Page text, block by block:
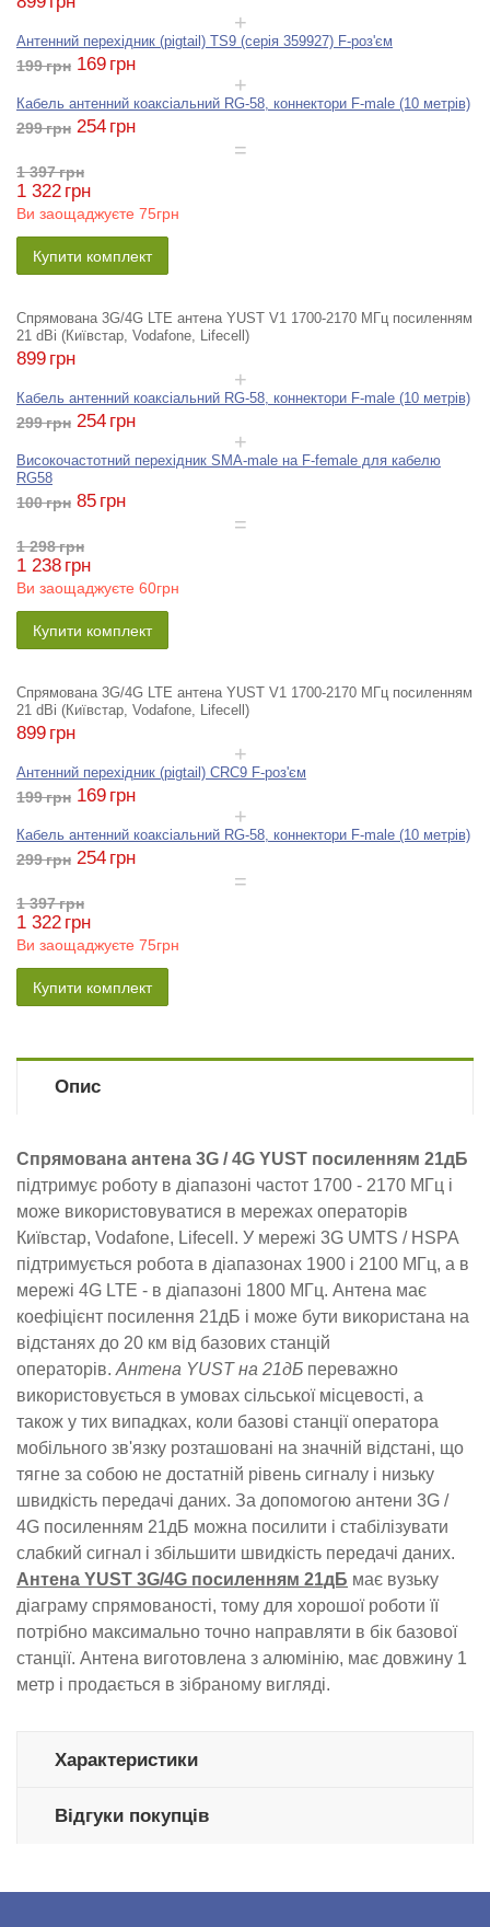
Антенний перехідник (pigtail) TS9 (серія 359927) F-роз'єм
199грн 169 грн
Кабель антенний коаксіальний RG-58, коннектори F-male (10 метрів)
299грн 254 грн
1 397грн
1 322 грн
Ви заощаджуєте 75грн
Купити комплект
Спрямована 3G/4G LTE антена YUST V1 1700-2170 МГц посиленням
21 dBi (Київстар, Vodafone, Lifecell)
899 грн
Кабель антенний коаксіальний RG-58, коннектори F-male (10 метрів)
299грн 254 грн
Високочастотний перехідник SMA-male на F-female для кабелю
RG58
100грн 85 грн
1 298грн
1 238 грн
Ви заощаджуєте 60грн
Купити комплект
Спрямована 3G/4G LTE антена YUST V1 1700-2170 МГц посиленням
21 dBi (Київстар, Vodafone, Lifecell)
899 грн
Антенний перехідник (pigtail) CRC9 F-роз'єм
199грн 169 грн
Кабель антенний коаксіальний RG-58, коннектори F-male (10 метрів)
299грн 254 грн
1 397грн
1 322 грн
Ви заощаджуєте 75грн
Купити комплект
Опис
Спрямована антена 3G / 4G YUST посиленням 21дБ
підтримує роботу в діапазоні частот 1700 - 2170 МГц і
може використовуватися в мережах операторів
Київстар, Vodafone, Lifecell. У мережі 3G UMTS / HSPA
підтримується робота в діапазонах 1900 і 2100 МГц, а в
мережі 4G LTE - в діапазоні 1800 МГц. Антена має
коефіцієнт посилення 21дБ і може бути використана на
відстанях до 20 км від базових станцій
операторів. Антена YUST на 21дБ переважно
використовується в умовах сільської місцевості, а
також у тих випадках, коли базові станції оператора
мобільного зв'язку розташовані на значній відстані, що
тягне за собою не достатній рівень сигналу і низьку
швидкість передачі даних. За допомогою антени 3G /
4G посиленням 21дБ можна посилити і стабілізувати
слабкий сигнал і збільшити швидкість передачі даних.
Антена YUST 3G/4G посиленням 21дБ має вузьку
діаграму спрямованості, тому для хорошої роботи її
потрібно максимально точно направляти в бік базової
станції. Антена виготовлена ​​з алюмінію, має довжину 1
метр і продається в зібраному вигляді.
Характеристики
Відгуки покупців